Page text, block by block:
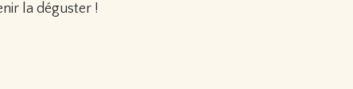
la déguster !